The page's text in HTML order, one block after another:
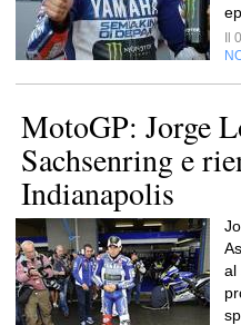
Il
MotoGP: Jorge
Sachsenring e
Indianapolis
al